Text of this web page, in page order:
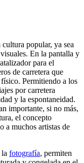
popular, ya sea
En la pantalla y
para el
de carretera que
Permitiendo a los
por carretera
y la espontaneidad.
importante, si no más,
el concepto
a muchos artistas de
la fotografía, permiten